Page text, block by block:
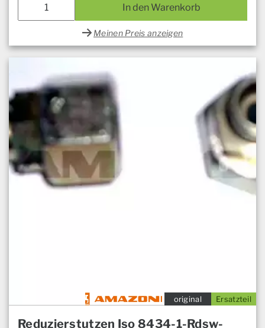
In den Warenkorb
Meinen Preis anzeigen
Ersatzteil
original
Reduzierstutzen Iso 8434-1-Rdsw-